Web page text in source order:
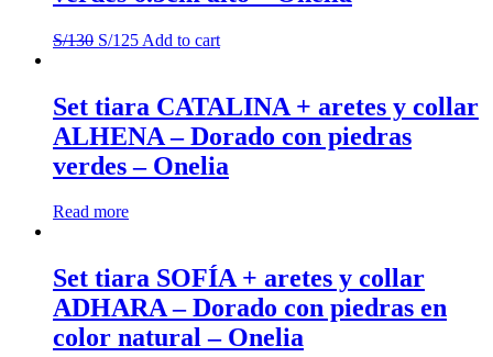
S/130 S/125 Add to cart
Set tiara CATALINA + aretes y collar
ALHENA – Dorado con piedras
verdes – Onelia
Read more
Set tiara SOFÍA + aretes y collar
ADHARA – Dorado con piedras en
color natural – Onelia